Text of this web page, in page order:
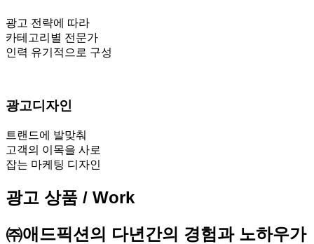
광고 전략에 따라
카테고리별 전문가
인력 유기적으로 구성
광고디자인
트랜드에 발맞춰
고객의 이목을 사로
잡는 마케팅 디자인
광고 상품 / Work
㈜애드픽션의 다년간의 경험과 노하우가